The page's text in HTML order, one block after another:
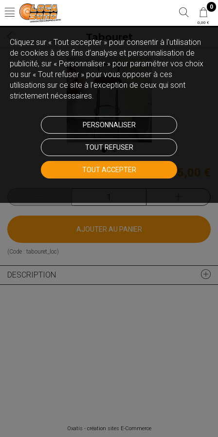
0
0,00 €
Tabouret
5,00 €
AJOUTER AU PANIER
(Code : tabouret_loc)
DESCRIPTION
Cliquez sur « Tout accepter » pour consentir à l'utilisation
de cookies à des fins d’analyse et personnalisation de
publicité, sur « Personnaliser » pour paramétrer vos choix
ou sur « Tout refuser » pour vous opposer à ces
utilisations sur ce site à l’exception de ceux qui sont
strictement nécessaires.
PERSONNALISER
TOUT REFUSER
TOUT ACCEPTER
Oxatis - création sites E-Commerce